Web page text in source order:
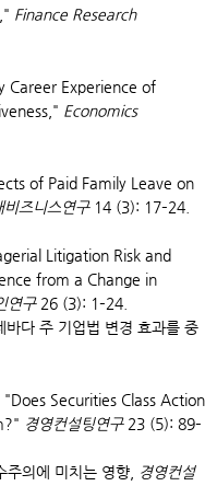
Finance Research
Career Experience of
Economics
of Paid Family Leave on
비즈니스연구14 (3): 17–24.
Litigation Risk and
from a Change in
연구26 (3): 1–24.
다 주 기업법 변경 효과를 중
Securities Class Action
경영컨설팅연구23 (5): 89–
의에 미치는 영향,
경영컨설